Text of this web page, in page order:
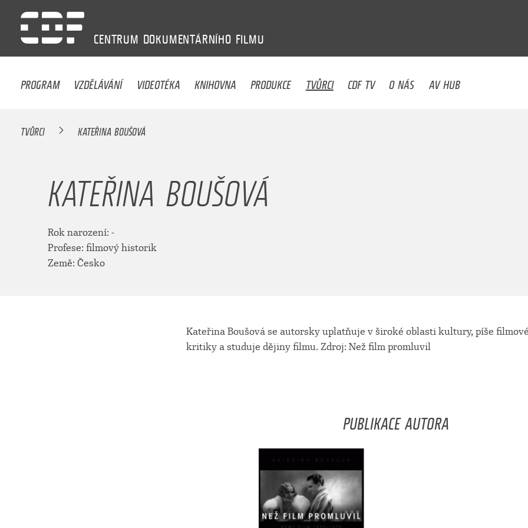
CENTRUM DOKUMENTÁRNÍHO FILMU
PROGRAM VZDĚLÁVÁNÍ VIDEOTÉKA KNIHOVNA PRODUKCE TVŮRCI CDF TV O NÁS AV HUB
TVŮRCI KATEŘINA BOUŠOVÁ
KATEŘINA BOUŠOVÁ
Rok narození: -
Profese: filmový historik
Země: Česko
Kateřina Boušová se autorsky uplatňuje v široké oblasti kultury, píše
kritiky a studuje dějiny filmu. Zdroj: Než film promluvil
PUBLIKACE AUTORA